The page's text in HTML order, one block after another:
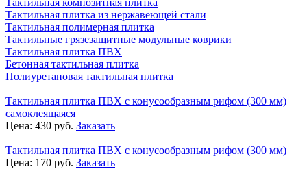
Тактильная плитка из нержавеющей стали
Тактильная полимерная плитка
Тактильные грязезащитные модульные коврики
Тактильная плитка ПВХ
Бетонная тактильная плитка
Полиуретановая тактильная плитка
Тактильная плитка ПВХ с конусообразным рифом (300 мм)
самоклеящаяся
Цена: 430 руб. Заказать
Тактильная плитка ПВХ с конусообразным рифом (300 мм)
Цена: 170 руб. Заказать